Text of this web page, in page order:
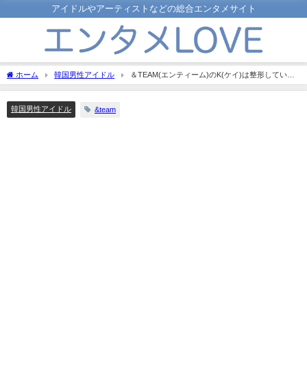
アイドルやアーティストなどの総合エンタメサイト
ホーム 韓国男性アイドル
＆TEAM(エンティーム)のK(ケイ)は整形していな
い？昔の画像と比較して検証してみた！
韓国男性アイドル &team